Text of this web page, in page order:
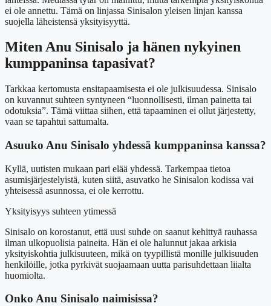
ei ole annettu. Tämä on linjassa Sinisalon yleisen linjan kanssa
suojella läheistensä yksityisyyttä.
Miten Anu Sinisalo ja hänen nykyinen
kumppaninsa tapasivat?
Tarkkaa kertomusta ensitapaamisesta ei ole julkisuudessa. Sinisalo
on kuvannut suhteen syntyneen “luonnollisesti, ilman painetta tai
odotuksia”. Tämä viittaa siihen, että tapaaminen ei ollut järjestetty,
vaan se tapahtui sattumalta.
Asuuko Anu Sinisalo yhdessä kumppaninsa kanssa?
Kyllä, uutisten mukaan pari elää yhdessä. Tarkempaa tietoa
asumisjärjestelyistä, kuten siitä, asuvatko he Sinisalon kodissa vai
yhteisessä asunnossa, ei ole kerrottu.
Yksityisyys suhteen ytimessä
Sinisalo on korostanut, että uusi suhde on saanut kehittyä rauhassa
ilman ulkopuolisia paineita. Hän ei ole halunnut jakaa arkisia
yksityiskohtia julkisuuteen, mikä on tyypillistä monille julkisuuden
henkilöille, jotka pyrkivät suojaamaan uutta parisuhdettaan liialta
huomiolta.
Onko Anu Sinisalo naimisissa?